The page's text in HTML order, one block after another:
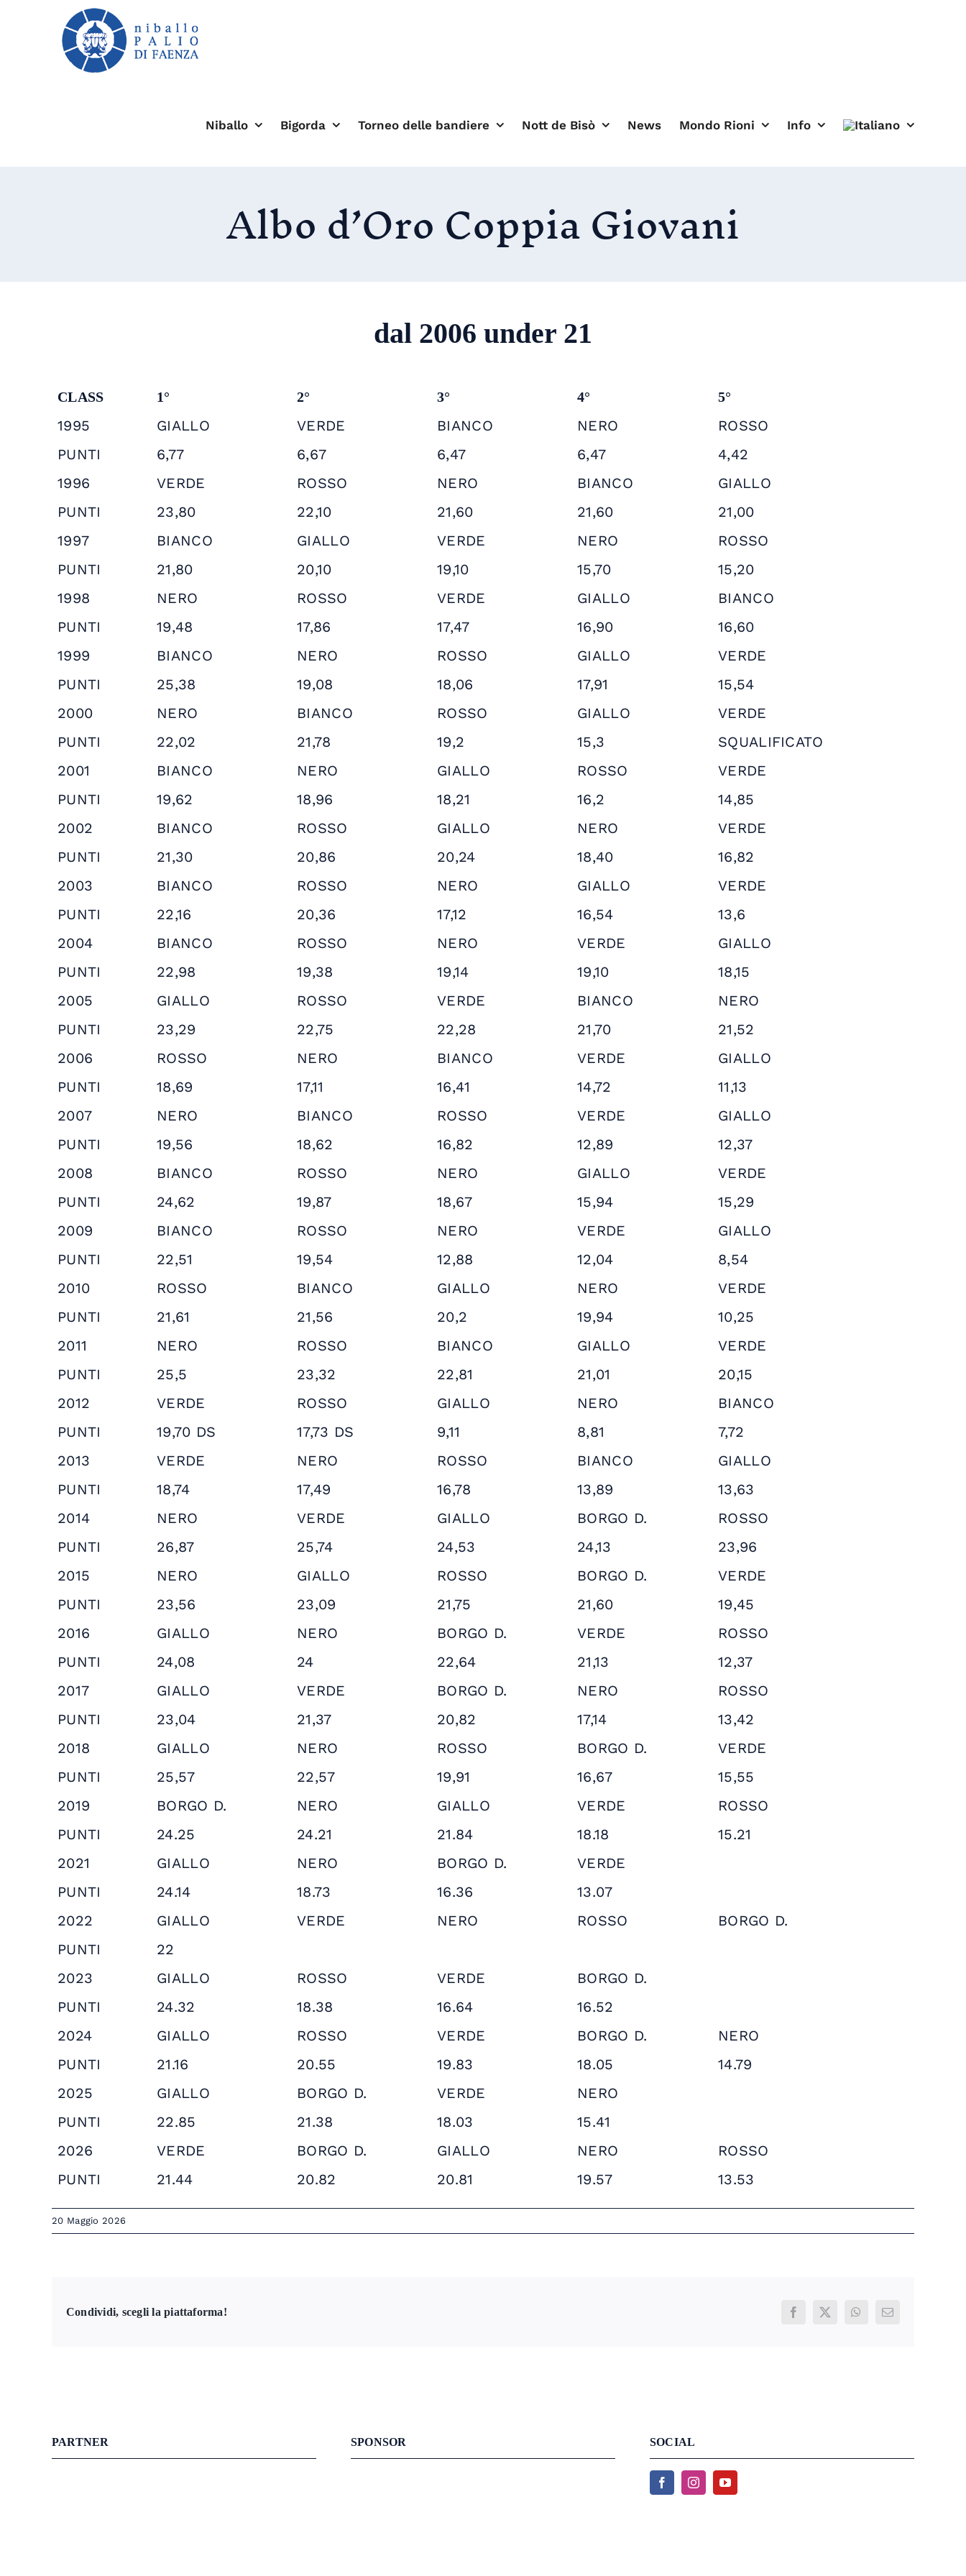
contenuto
Niballo Bigorda Torneo delle bandiere Nott de Bisò News Mondo Rioni Info
Albo d’Oro Coppia Giovani
dal 2006 under 21
CLASS 1° 2° 3° 4° 5°
1995 GIALLO VERDE BIANCO NERO
ROSSO
PUNTI
6,77 6,67 6,47 6,47
4,42
1996
VERDE ROSSO NERO BIANCO
GIALLO
PUNTI
23,80 22,10 21,60 21,60
21,00
1997
BIANCO GIALLO VERDE NERO
ROSSO
PUNTI
21,80 20,10 19,10 15,70
15,20
1998
NERO ROSSO VERDE GIALLO
BIANCO
PUNTI
19,48 17,86 17,47 16,90
16,60
1999
BIANCO NERO ROSSO GIALLO
VERDE
PUNTI
25,38 19,08 18,06 17,91
15,54
2000
NERO BIANCO ROSSO GIALLO
VERDE
PUNTI
22,02 21,78 19,2 15,3
SQUALIFICATO
2001
BIANCO NERO GIALLO ROSSO
VERDE
PUNTI
19,62 18,96 18,21 16,2
14,85
2002
BIANCO ROSSO GIALLO NERO
VERDE
PUNTI
21,30 20,86 20,24 18,40
16,82
2003
BIANCO ROSSO NERO GIALLO
VERDE
PUNTI
22,16 20,36 17,12 16,54
13,6
2004
BIANCO ROSSO NERO VERDE
GIALLO
PUNTI
22,98 19,38 19,14 19,10
18,15
2005
GIALLO ROSSO VERDE BIANCO
NERO
PUNTI
23,29 22,75 22,28 21,70
21,52
2006
ROSSO NERO BIANCO VERDE
GIALLO
PUNTI
18,69 17,11 16,41 14,72
11,13
2007
NERO BIANCO ROSSO VERDE
GIALLO
PUNTI
19,56 18,62 16,82 12,89
12,37
2008
BIANCO ROSSO NERO GIALLO
VERDE
PUNTI
24,62 19,87 18,67 15,94
15,29
2009
BIANCO ROSSO NERO VERDE
GIALLO
PUNTI
22,51 19,54 12,88 12,04
8,54
2010
ROSSO BIANCO GIALLO NERO
VERDE
PUNTI
21,61 21,56 20,2 19,94
10,25
2011
NERO ROSSO BIANCO GIALLO
VERDE
PUNTI
25,5 23,32 22,81 21,01
20,15
2012
VERDE ROSSO GIALLO NERO
BIANCO
PUNTI
19,70 DS 17,73 DS 9,11 8,81
7,72
2013
VERDE NERO ROSSO BIANCO
GIALLO
PUNTI
18,74 17,49 16,78 13,89
13,63
2014
NERO VERDE GIALLO BORGO D.
ROSSO
PUNTI
26,87 25,74 24,53 24,13
23,96
2015
NERO GIALLO ROSSO BORGO D.
VERDE
PUNTI
23,56 23,09 21,75 21,60
19,45
2016
GIALLO NERO BORGO D. VERDE
ROSSO
PUNTI
24,08 24 22,64 21,13
12,37
2017
GIALLO VERDE BORGO D. NERO
ROSSO
PUNTI
23,04 21,37 20,82 17,14
13,42
2018
GIALLO NERO ROSSO BORGO D.
VERDE
PUNTI
25,57 22,57 19,91 16,67
15,55
2019
BORGO D. NERO GIALLO VERDE
ROSSO
PUNTI
24.25 24.21 21.84 18.18
15.21
2021
GIALLO NERO BORGO D.
VERDE
PUNTI
24.14 18.73 16.36
13.07
2022
GIALLO VERDE NERO ROSSO
BORGO D.
PUNTI
22
2023
GIALLO ROSSO VERDE
BORGO D.
PUNTI
24.32 18.38 16.64
16.52
2024
GIALLO ROSSO VERDE BORGO D.
NERO
PUNTI
21.16 20.55 19.83 18.05
14.79
2025
GIALLO BORGO D. VERDE
NERO
PUNTI
22.85 21.38 18.03
15.41
2026
VERDE BORGO D. GIALLO NERO
ROSSO
PUNTI
21.44 20.82 20.81 19.57 13.53
20 Maggio 2026
Condividi, scegli la piattaforma! Facebook
X WhatsApp
Email
PARTNER SPONSOR SOCIAL